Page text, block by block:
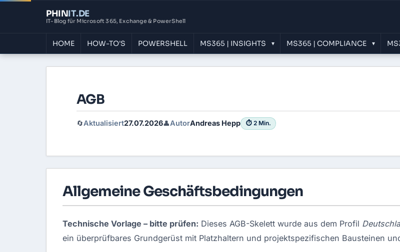
PHINIT.DE
IT-Blog für Microsoft 365, Exchange & PowerShell
HOME HOW-TO'S POWERSHELL MS365 | INSIGHTS ▾ MS365 | COMPLIANCE ▾
AGB
🔄Aktualisiert27.07.2026👤AutorAndreas Hepp ⏱ 2 Min.
Allgemeine Geschäftsbedingungen
Technische Vorlage – bitte prüfen: Dieses AGB-Skelett wurde aus dem Profil
ein überprüfbares Grundgerüst mit Platzhaltern und projektspezifischen Bausteinen